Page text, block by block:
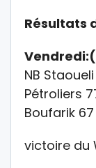
Résultats
Vendredi:(
NB
Pétroliers
Boufarik
victoire du